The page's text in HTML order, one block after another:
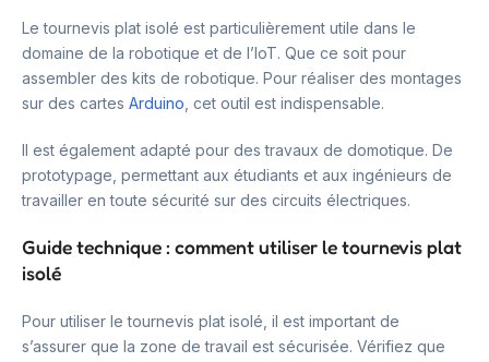
Le tournevis plat isolé est particulièrement utile dans le
domaine de la robotique et de l’IoT. Que ce soit pour
assembler des kits de robotique. Pour réaliser des montages
sur des cartes Arduino , cet outil est indispensable.
Il est également adapté pour des travaux de domotique. De
prototypage, permettant aux étudiants et aux ingénieurs de
travailler en toute sécurité sur des circuits électriques.
Guide technique : comment utiliser le tournevis plat
isolé
Pour utiliser le tournevis plat isolé, il est important de
s’assurer que la zone de travail est sécurisée. Vérifiez que